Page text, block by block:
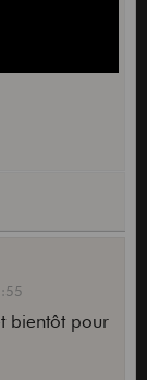
bientôt pour